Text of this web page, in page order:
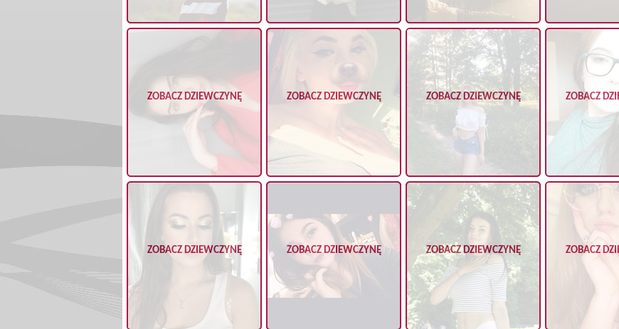
ZOBACZ DZIEWCZYNĘ ZOBACZ DZIEWCZYNĘ ZOBACZ DZIEWCZYNĘ ZOBACZ
ZOBACZ DZIEWCZYNĘ ZOBACZ DZIEWCZYNĘ ZOBACZ DZIEWCZYNĘ ZOBACZ